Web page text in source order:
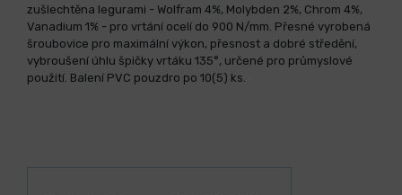
zušlechtěna legurami - Wolfram 4%, Molybden 2%, Chrom 4%,
Vanadium 1% - pro vrtání ocelí do 900 N/mm. Přesné vyrobená
šroubovice pro maximální výkon, přesnost a dobré středění,
vybroušení úhlu špičky vrtáku 135°, určené pro průmyslové
použití. Balení PVC pouzdro po 10(5) ks.